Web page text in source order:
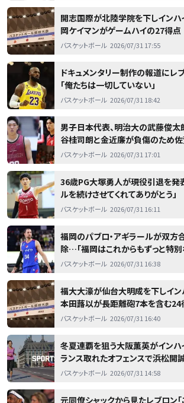
開志国際が北陸学院を下しイン
岡ケイマンがゲームハイの27得点
バスケットボール 2026/07/31 17:55
ドキュメンタリー制作の報道にレ
「俺たちは一切していない」
バスケットボール 2026/07/31 18:42
男子日本代表、明治大の武藤俊
谷桂司朗と金近廉が負傷のため
バスケットボール 2026/07/31 17:01
36歳PG大塚勇人が現役引退を発
ルを続けさせてくれてありがとう」
バスケットボール 2026/07/31 16:11
福岡のパブロ・アギラールが双方
除…「福岡はこれからもずっと特別
バスケットボール 2026/07/31 16:38
福大大濠が仙台大明成を下しイ
本田蕗以が長距離砲7本を含む24
バスケットボール 2026/07/31 16:40
冬夏連覇を狙う大阪薫英がイン
ランス取れたオフェンスで浜松開
バスケットボール 2026/07/31 14:58
元同僚シャックから見たレブロン